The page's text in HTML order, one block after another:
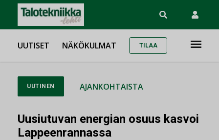
UUTISET NÄKÖKULMAT TILAA
UUTINEN AJANKOHTAISTA
Uusiutuvan energian osuus kasvoi
Lappeenrannassa